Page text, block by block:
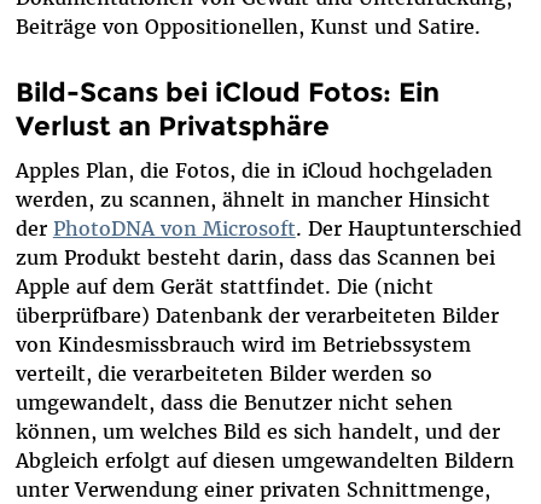
Beiträge von Oppositionellen, Kunst und Satire.
Bild-Scans bei iCloud Fotos: Ein
Verlust an Privatsphäre
Apples Plan, die Fotos, die in iCloud hochgeladen
werden, zu scannen, ähnelt in mancher Hinsicht
der PhotoDNA von Microsoft. Der Hauptunterschied
zum Produkt besteht darin, dass das Scannen bei
Apple auf dem Gerät stattfindet. Die (nicht
überprüfbare) Datenbank der verarbeiteten Bilder
von Kindesmissbrauch wird im Betriebssystem
verteilt, die verarbeiteten Bilder werden so
umgewandelt, dass die Benutzer nicht sehen
können, um welches Bild es sich handelt, und der
Abgleich erfolgt auf diesen umgewandelten Bildern
unter Verwendung einer privaten Schnittmenge,